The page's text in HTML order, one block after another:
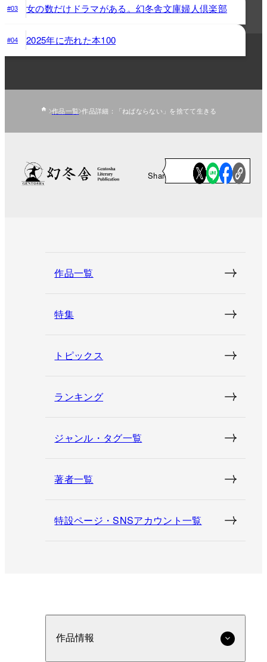
#03 女の数だけドラマがある。幻冬舎文庫婦人倶楽部
#04 2025年に売れた本100
作品一覧 作品詳細：「ねばならない」を捨てて生きる
Share
作品一覧
特集
トピックス
ランキング
ジャンル・タグ一覧
著者一覧
特設ページ・SNSアカウント一覧
作品情報